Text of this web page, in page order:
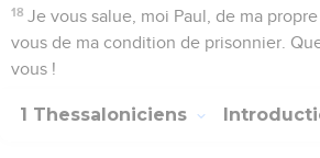
18 Je vous salue, moi Paul, de ma
vous de ma condition de prisonnier.
vous !
1 Thessaloniciens